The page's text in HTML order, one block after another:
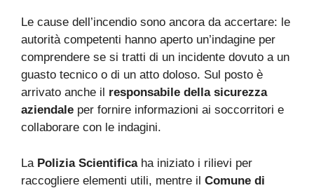
Le cause dell’incendio sono ancora da accertare: le
autorità competenti hanno aperto un’indagine per
comprendere se si tratti di un incidente dovuto a un
guasto tecnico o di un atto doloso. Sul posto è
arrivato anche il responsabile della sicurezza
aziendale per fornire informazioni ai soccorritori e
collaborare con le indagini.
La Polizia Scientificaha iniziato i rilievi per
raccogliere elementi utili, mentre il Comune di